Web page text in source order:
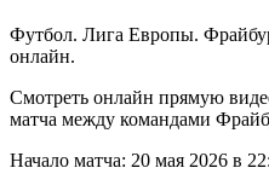
Футбол. Лига Европы.
онлайн.
Смотреть онлайн прямую
матча между командами
Начало матча: 20 мая 2026 в